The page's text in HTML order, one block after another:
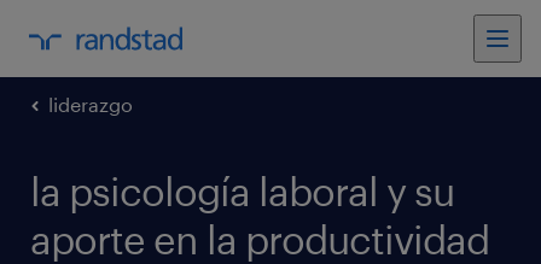
liderazgo
la psicología laboral y su
aporte en la productividad